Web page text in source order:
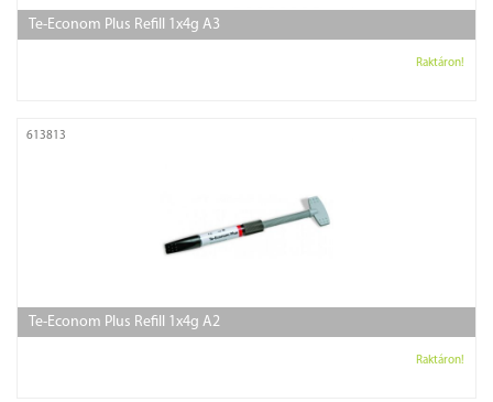
Te-Econom Plus Refill 1x4g A3
Raktáron!
613813
Te-Econom Plus Refill 1x4g A2
Raktáron!